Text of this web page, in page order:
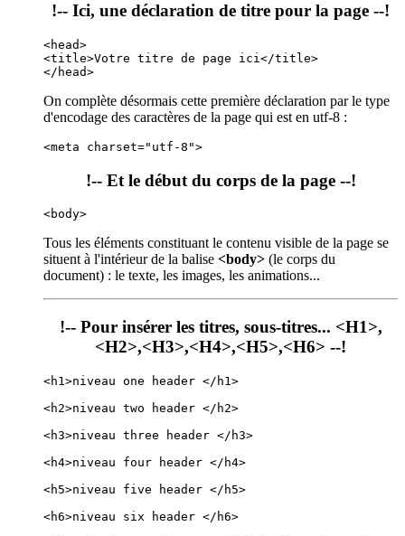
!-- Ici, une déclaration de titre pour la page --!
<head>
<title>Votre titre de page ici</title>
</head>
On complète désormais cette première déclaration par le type
d'encodage des caractères de la page qui est en utf-8 :
<meta charset="utf-8">
!-- Et le début du corps de la page --!
<body>
Tous les éléments constituant le contenu visible de la page se
situent à l'intérieur de la balise <body> (le corps du
document) : le texte, les images, les animations...
!-- Pour insérer les titres, sous-titres... <H1>,
<H2>,<H3>,<H4>,<H5>,<H6> --!
<h1>niveau one header </h1>
<h2>niveau two header </h2>
<h3>niveau three header </h3>
<h4>niveau four header </h4>
<h5>niveau five header </h5>
<h6>niveau six header </h6>